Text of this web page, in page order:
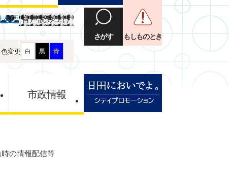
本語 音声読み上げ
変更 白 黒 青
さがす もしものとき
市政情報
時の情報配信等